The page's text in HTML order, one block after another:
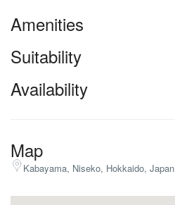
Amenities
Suitability
Availability
Map
Kabayama, Niseko, Hokkaido, Japan